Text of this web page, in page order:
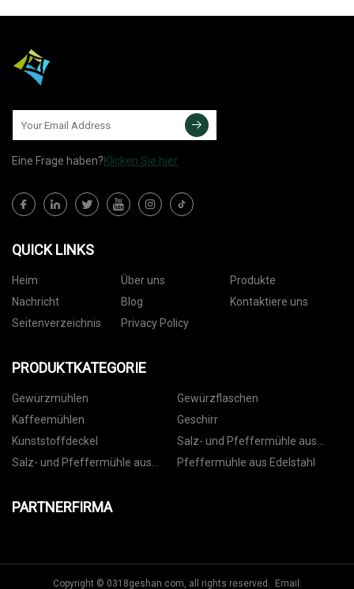
Eine Frage haben?Klicken Sie hier
QUICK LINKS
Heim Über uns
Produkte
Nachricht
Blog
Kontaktiere uns
Seitenverzeichnis
Privacy Policy
PRODUKTKATEGORIE
Gewürzmühlen
Gewürzflaschen
Kaffeemühlen
Geschirr
Kunststoffdeckel
Salz- und Pfeffermühle aus
Kunststoff
Salz- und Pfeffermühle aus
Pfeffermühle aus Edelstahl
PARTNERFIRMA
Copyright © 0318geshan.com, all rights reserved. Email: